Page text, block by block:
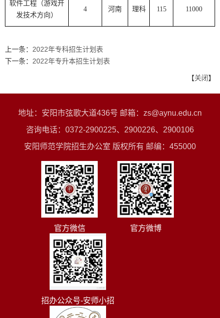
软件工程（游戏开
发技术方向）
4 河南 理科 115 11000
上一条： 2022年专科招生计划表
下一条： 2022年专升本招生计划表
【关闭】
地址：安阳市弦歌大道436号 邮箱：zs@aynu.edu.cn
咨询电话：0372-2900225、2900226、2900106
安阳师范学院招生办公室 版权所有 邮编：455000
官方微信 官方微博
招办公众号-安师小招